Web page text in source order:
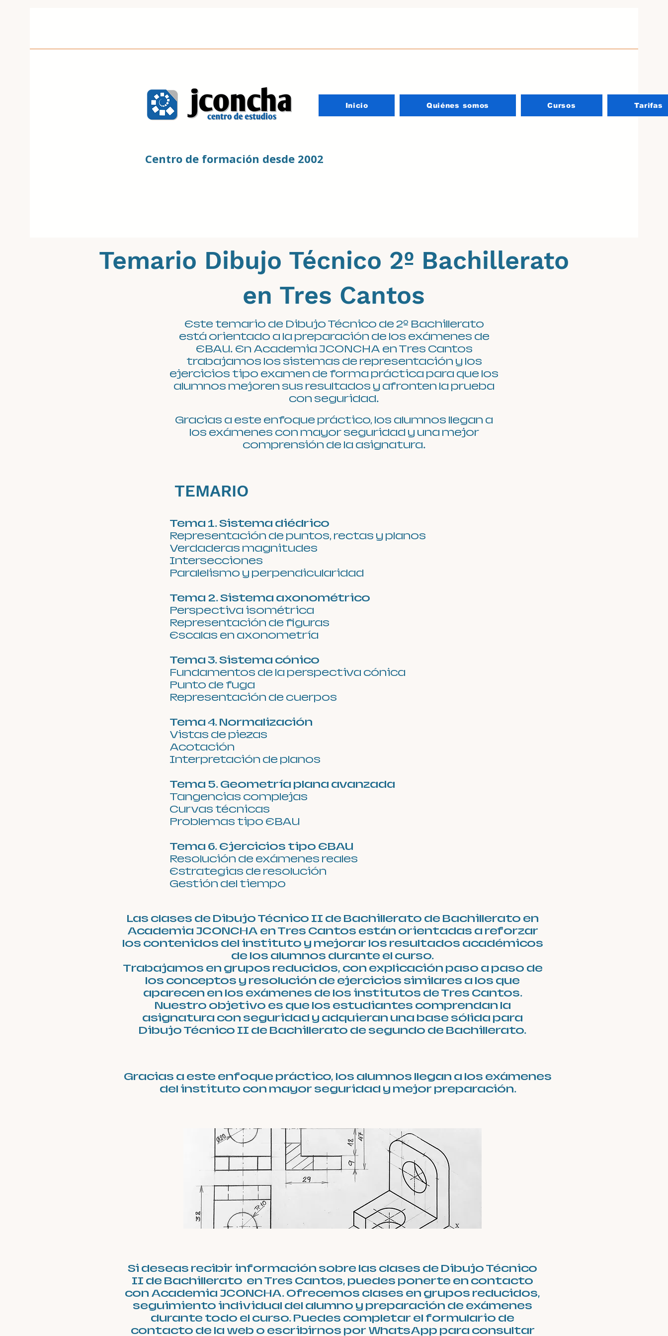
Inicio Quiénes somos Cursos Tarifas
Centro de formación desde 2002
Temario Dibujo Técnico 2º Bachillerato
en Tres Cantos
Este temario de Dibujo Técnico de 2º Bachillerato
está orientado a la preparación de los exámenes de
EBAU. En Academia JCONCHA en Tres Cantos
trabajamos los sistemas de representación y los
ejercicios tipo examen de forma práctica para que los
alumnos mejoren sus resultados y afronten la prueba
con seguridad.
Gracias a este enfoque práctico, los alumnos llegan a
los exámenes con mayor seguridad y una mejor
comprensión de la asignatura.
TEMARIO
Tema 1. Sistema diédrico
Representación de puntos, rectas y planos
Verdaderas magnitudes
Intersecciones
Paralelismo y perpendicularidad
Tema 2. Sistema axonométrico
Perspectiva isométrica
Representación de figuras
Escalas en axonometría
Tema 3. Sistema cónico
Fundamentos de la perspectiva cónica
Punto de fuga
Representación de cuerpos
Tema 4. Normalización
Vistas de piezas
Acotación
Interpretación de planos
Tema 5. Geometría plana avanzada
Tangencias complejas
Curvas técnicas
Problemas tipo EBAU
Tema 6. Ejercicios tipo EBAU
Resolución de exámenes reales
Estrategias de resolución
Gestión del tiempo
Las clases de Dibujo Técnico II de Bachillerato de Bachillerato en
Academia JCONCHA en Tres Cantos están orientadas a reforzar
los contenidos del instituto y mejorar los resultados académicos
de los alumnos durante el curso.
Trabajamos en grupos reducidos, con explicación paso a paso de
los conceptos y resolución de ejercicios similares a los que
aparecen en los exámenes de los institutos de Tres Cantos.
Nuestro objetivo es que los estudiantes comprendan la
asignatura con seguridad y adquieran una base sólida para
Dibujo Técnico II de Bachillerato de segundo de Bachillerato.
Gracias a este enfoque práctico, los alumnos llegan a los exámenes
del instituto con mayor seguridad y mejor preparación.
Si deseas recibir información sobre las clases de Dibujo Técnico
II de Bachillerato en Tres Cantos, puedes ponerte en contacto
con Academia JCONCHA. Ofrecemos clases en grupos reducidos,
seguimiento individual del alumno y preparación de exámenes
durante todo el curso. Puedes completar el formulario de
contacto de la web o escribirnos por WhatsApp para consultar